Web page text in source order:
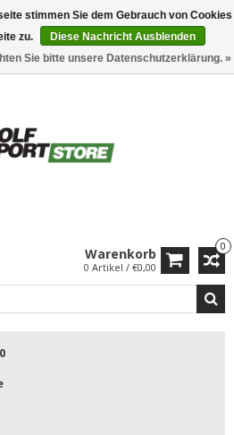
0
Warenkorb
0 Artikel / €0,00
stimmen Sie dem Gebrauch von Cookies
zu.
Diese Nachricht Ausblenden
Sie bitte unsere Datenschutzerklärung. »